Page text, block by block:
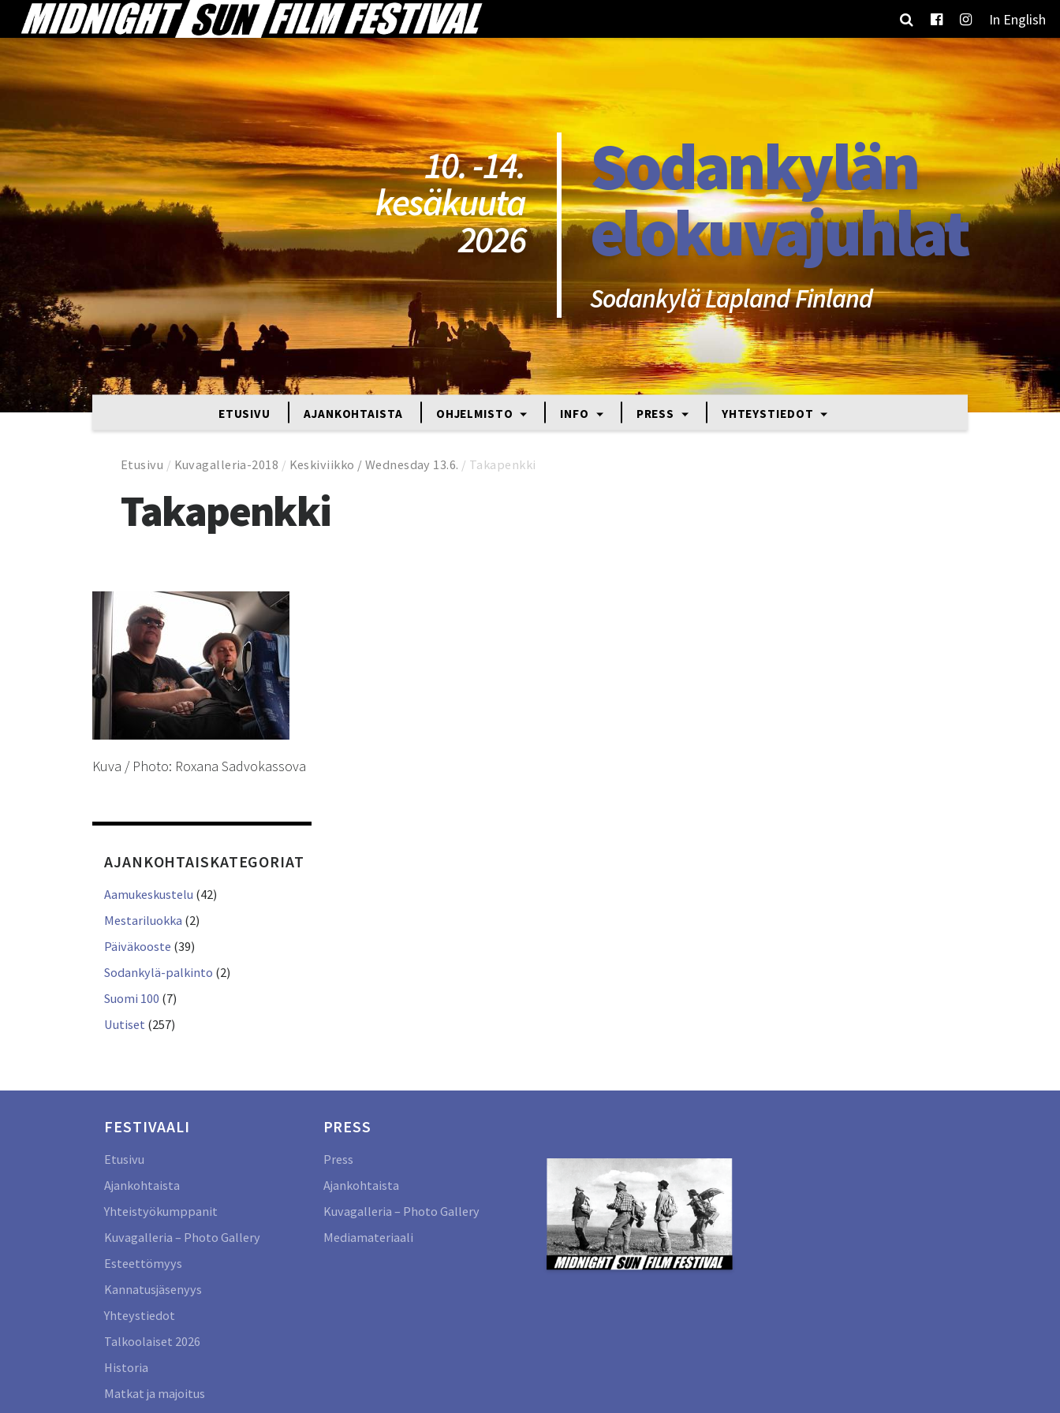
In English
10. -14.
kesäkuuta
2026
Sodankylän
elokuvajuhlat
Sodankylä Lapland Finland
ETUSIVU AJANKOHTAISTA OHJELMISTO INFO PRESS YHTEYSTIEDOT
Etusivu / Kuvagalleria-2018 / Keskiviikko / Wednesday 13.6. / Takapenkki
Takapenkki
Kuva / Photo: Roxana Sadvokassova
AJANKOHTAISKATEGORIAT
Aamukeskustelu (42)
Mestariluokka (2)
Päiväkooste (39)
Sodankylä-palkinto (2)
Suomi 100 (7)
Uutiset (257)
FESTIVAALI
Etusivu
Ajankohtaista
Yhteistyökumppanit
Kuvagalleria – Photo Gallery
Esteettömyys
Kannatusjäsenyys
Yhteystiedot
Talkoolaiset 2026
Historia
Matkat ja majoitus
PRESS
Press
Ajankohtaista
Kuvagalleria – Photo Gallery
Mediamateriaali